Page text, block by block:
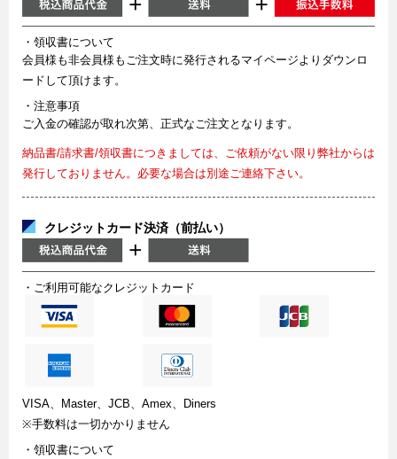
・領収書について
会員様も非会員様もご注文時に発行されるマイページよりダウンロ
ードして頂けます。
・注意事項
ご入金の確認が取れ次第、正式なご注文となります。
納品書/請求書/領収書につきましては、ご依頼がない限り弊社からは
発行しておりません。必要な場合は別途ご連絡下さい。
クレジットカード決済（前払い）
・ご利用可能なクレジットカード
VISA、Master、JCB、Amex、Diners
※手数料は一切かかりません
・領収書について